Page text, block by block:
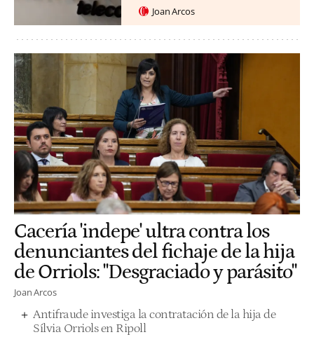
Joan Arcos
Cacería 'indepe' ultra contra los
denunciantes del fichaje de la hija
de Orriols: "Desgraciado y parásito"
Joan Arcos
Antifraude investiga la contratación de la hija de
Sílvia Orriols en Ripoll